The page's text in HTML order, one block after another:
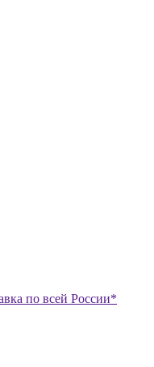
по всей России*